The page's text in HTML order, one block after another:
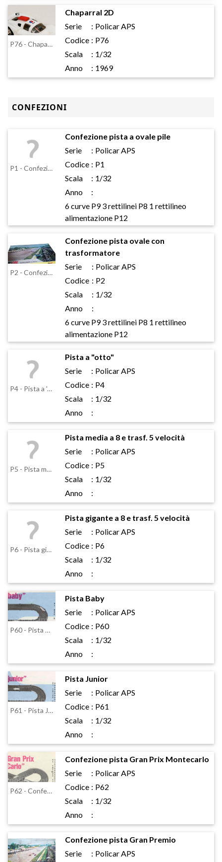
P76 - Chaparral 2D
Chaparral 2D
Serie
: Policar APS
Codice : P76
Scala
: 1/32
Anno
: 1969
CONFEZIONI
P1 - Confezione pista a ovale pile
Confezione pista a ovale pile
Serie
: Policar APS
Codice : P1
Scala
: 1/32
Anno
:
6 curve P9 3 rettilinei P8 1 rettilineo
alimentazione P12
P2 - Confezione pista ovale con trasformatore
Confezione pista ovale con
trasformatore
Serie
: Policar APS
Codice : P2
Scala
: 1/32
Anno
:
6 curve P9 3 rettilinei P8 1 rettilineo
alimentazione P12
P4 - Pista a 'otto'
Pista a "otto"
Serie
: Policar APS
Codice : P4
Scala
: 1/32
Anno
:
P5 - Pista media a 8 e trasf. 5 velocità
Pista media a 8 e trasf. 5 velocità
Serie
: Policar APS
Codice : P5
Scala
: 1/32
Anno
:
P6 - Pista gigante a 8 e trasf. 5 velocità
Pista gigante a 8 e trasf. 5 velocità
Serie
: Policar APS
Codice : P6
Scala
: 1/32
Anno
:
P60 - Pista Baby
Pista Baby
Serie
: Policar APS
Codice : P60
Scala
: 1/32
Anno
:
P61 - Pista Junior
Pista Junior
Serie
: Policar APS
Codice : P61
Scala
: 1/32
Anno
:
P62 - Confezione pista Gran Prix Montecarlo
Confezione pista Gran Prix Montecarlo
Serie
: Policar APS
Codice : P62
Scala
: 1/32
Anno
:
Confezione pista Gran Premio
Serie
: Policar APS